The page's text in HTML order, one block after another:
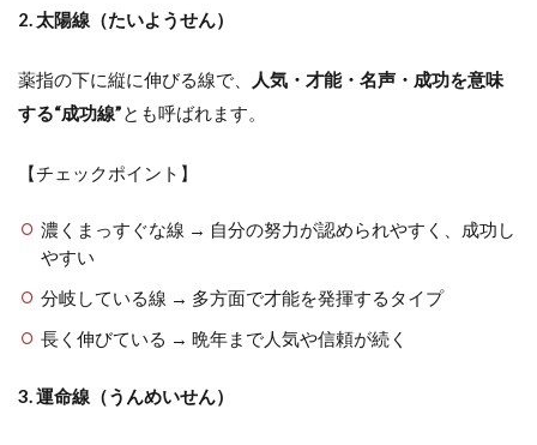
2. 太陽線（たいようせん）
薬指の下に縦に伸びる線で、
人気・才能・名声・成功を意味
する“成功線”とも呼ばれます。
【チェックポイント】
濃くまっすぐな線 → 自分の努力が認められやすく、成功し
やすい
分岐している線 → 多方面で才能を発揮するタイプ
長く伸びている → 晩年まで人気や信頼が続く
3. 運命線（うんめいせん）